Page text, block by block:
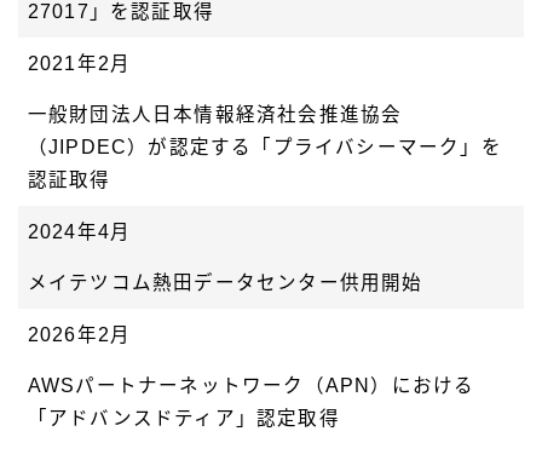
27017」を認証取得
2021年2月
一般財団法人日本情報経済社会推進協会
（JIPDEC）が認定する「プライバシーマーク」を
認証取得
2024年4月
メイテツコム熱田データセンター供用開始
2026年2月
AWSパートナーネットワーク（APN）における
「アドバンスドティア」認定取得